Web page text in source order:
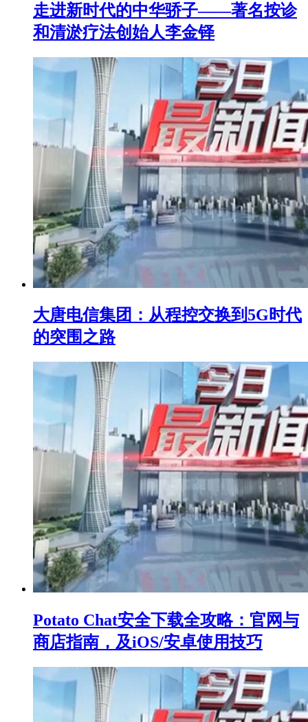
走进新时代的中华骄子——著名按诊
和清淤疗法创始人李金铎
大唐电信集团：从程控交换到5G时代
的突围之路
Potato Chat安全下载全攻略：官网与
商店指南，及iOS/安卓使用技巧